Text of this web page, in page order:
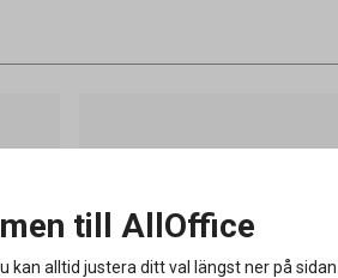
till AllOffice
kan alltid justera ditt val längst ner på